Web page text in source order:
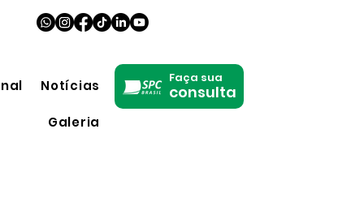
Notícias
Galeria
Faça sua
consulta